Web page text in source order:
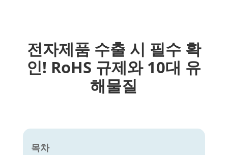
전자제품 수출 시 필수 확
인! RoHS 규제와 10대 유
해물질
목차